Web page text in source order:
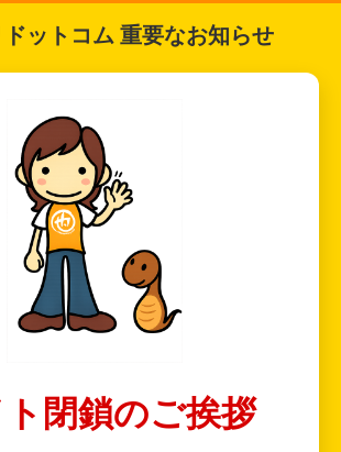
ットコム 重要なお知らせ
閉鎖のご挨拶